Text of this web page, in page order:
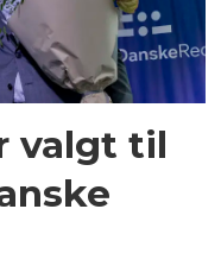
valgt til